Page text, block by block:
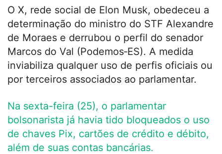
O X, rede social de Elon Musk, obedeceu a
determinação do ministro do STF Alexandre
de Moraes e derrubou o perfil do senador
Marcos do Val (Podemos‑ES). A medida
inviabiliza qualquer uso de perfis oficiais ou
por terceiros associados ao parlamentar.
Na sexta-feira (25), o parlamentar
bolsonarista já havia tido bloqueados o uso
de chaves Pix, cartões de crédito e débito,
além de suas contas bancárias.